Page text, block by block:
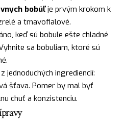
bobúľje prvým krokom k
a tmavofialové.
keď sú bobule ešte chladné
sa bobuliam, ktoré sú
jednoduchých ingrediencií:
šťava. Pomer by mal byť
chuť a konzistenciu.